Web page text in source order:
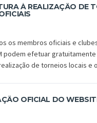
À REALIZAÇÃO DE
os membros oficiais e
podem efetuar gratuitamente
de torneios locais e
OFICIAL DO